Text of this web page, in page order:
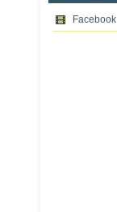
Facebook